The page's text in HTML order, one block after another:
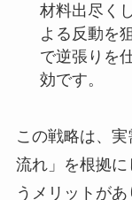
材料出尽く
よる反動を
で逆張りを
効です。
この戦略は、
流れ」を根拠
うメリットがあ